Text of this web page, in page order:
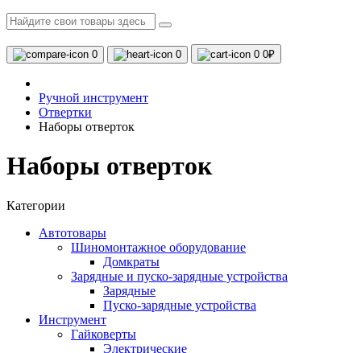
0 0 0 0₽
Ручной инструмент
Отвертки
Наборы отверток
Наборы отверток
Категории
Автотовары
Шиномонтажное оборудование
Домкраты
Зарядные и пуско-зарядные устройства
Зарядные
Пуско-зарядные устройства
Инструмент
Гайковерты
Электрические